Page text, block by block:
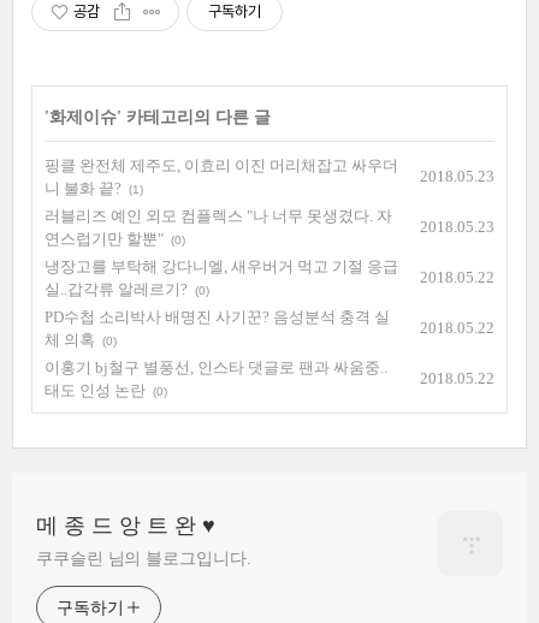
공감 구독하기
'화제이슈' 카테고리의 다른 글
핑클 완전체 제주도, 이효리 이진 머리채잡고 싸우더
니 불화 끝?
(1)
2018.05.23
러블리즈 예인 외모 컴플렉스 "나 너무 못생겼다. 자
연스럽기만 할뿐" (0)
2018.05.23
냉장고를 부탁해 강다니엘, 새우버거 먹고 기절 응급
실..갑각류 알레르기?
(0)
2018.05.22
PD수첩 소리박사 배명진 사기꾼? 음성분석 충격 실
체 의혹
(0)
2018.05.22
이홍기 bj철구 별풍선, 인스타 댓글로 팬과 싸움중..
태도 인성 논란 (0)
2018.05.22
메 종 드 앙 트 완 ♥
쿠쿠슬린 님의 블로그입니다.
구독하기